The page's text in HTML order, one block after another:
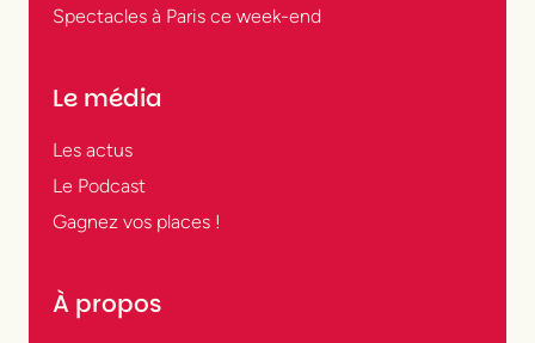
Spectacles à Paris ce week-end
Le média
Les actus
Le Podcast
Gagnez vos places !
À propos